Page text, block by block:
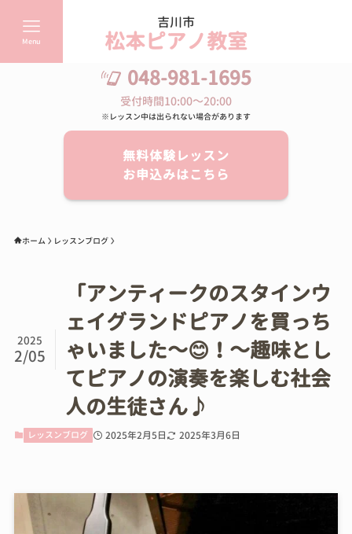
吉川市
松本ピアノ教室
Menu
048-981-1695
受付時間10:00～20:00
※レッスン中は出られない場合があります
無料体験レッスン
お申込みはこちら
ホーム レッスンブログ
「アンティークのスタインウ
ェイグランドピアノを買っち
ゃいました～😊！～趣味とし
てピアノの演奏を楽しむ社会
人の生徒さん♪
2025
2/05
レッスンブログ 2025年2月5日 2025年3月6日